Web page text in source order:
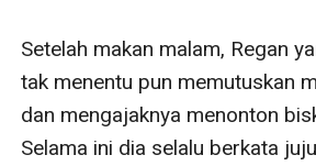
Setelah makan malam, Regan
tak menentu pun memutuskan
dan mengajaknya menonton
Selama ini dia selalu berkata